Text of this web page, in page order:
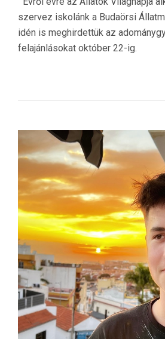
szervez iskolánk a Budaörsi
idén is meghirdettük az
felajánlásokat október 22-ig.